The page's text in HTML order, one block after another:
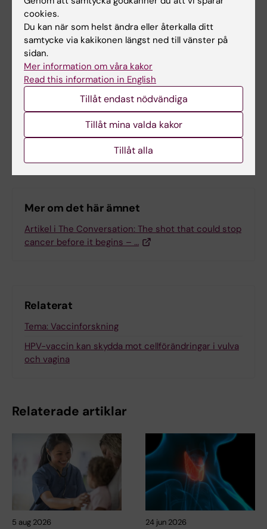
Tags
Cancer och onkologi
Vaccin Virologi
Uppdaterad av:
2026-03-24
Dela
Mer om det här ämnet
Artikel i The Conversation: The shot that could stop
cancer before it begins – …
Relaterat
Tema: Vaccinforskning
HPV-vaccin kan skydda mot cellförändringar i vulva
och vagina
Relaterade artiklar
5 aug 2026 24 jun 2026
cookies.
Du kan när som helst ändra eller återkalla ditt
samtycke via kakikonen längst ned till vänster på
sidan.
Mer information om våra kakor
Read this information in English
Tillåt endast nödvändiga
Tillåt mina valda kakor
Tillåt alla